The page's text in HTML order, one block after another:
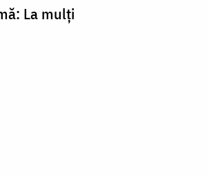
La mulți